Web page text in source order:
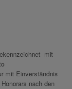
mit
mit Einverständnis
nach den